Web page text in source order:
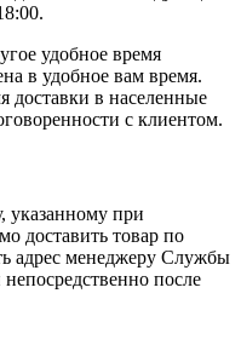
удобное время
в удобное вам время.
доставки в населенные
с клиентом.
указанному при
доставить товар по
адрес менеджеру Службы
после